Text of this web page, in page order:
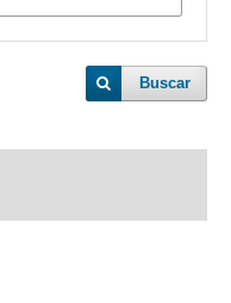
Buscar